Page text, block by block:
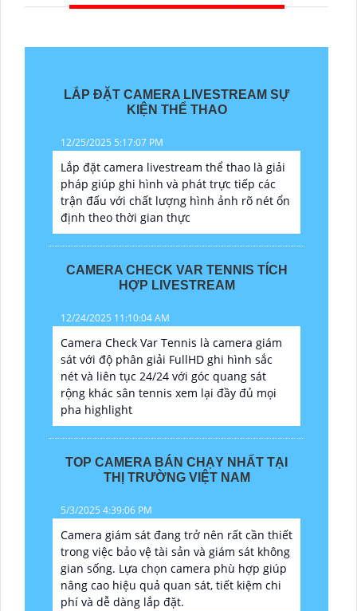
LẮP ĐẶT CAMERA LIVESTREAM SỰ
KIỆN THỂ THAO
12/25/2025 5:17:07 PM
Lắp đặt camera livestream thể thao là giải
pháp giúp ghi hình và phát trực tiếp các
trận đấu với chất lượng hình ảnh rõ nét ổn
định theo thời gian thực
CAMERA CHECK VAR TENNIS TÍCH
HỢP LIVESTREAM
12/24/2025 11:10:04 AM
Camera Check Var Tennis là camera giám
sát với độ phân giải FullHD ghi hình sắc
nét và liên tục 24/24 với góc quang sát
rộng khác sân tennis xem lại đầy đủ mọi
pha highlight
TOP CAMERA BÁN CHẠY NHẤT TẠI
THỊ TRƯỜNG VIỆT NAM
5/3/2025 4:39:06 PM
Camera giám sát đang trở nên rất cần thiết
trong việc bảo vệ tài sản và giám sát không
gian sống. Lựa chọn camera phù hợp giúp
nâng cao hiệu quả quan sát, tiết kiệm chi
phí và dễ dàng lắp đặt.